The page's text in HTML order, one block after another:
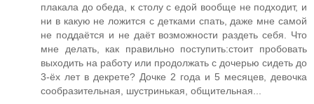
плакала до обеда, к столу с едой вообще не подходит, и
ни в какую не ложится с детками спать, даже мне самой
не поддаётся и не даёт возможности раздеть себя. Что
мне делать, как правильно поступить:стоит пробовать
выходить на работу или продолжать с дочерью сидеть до
3-ёх лет в декрете? Дочке 2 года и 5 месяцев, девочка
сообразительная, шустринькая, общительная...